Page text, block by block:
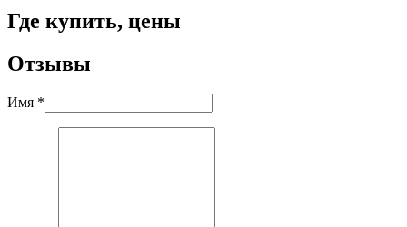
Где купить, цены
Отзывы
Имя *